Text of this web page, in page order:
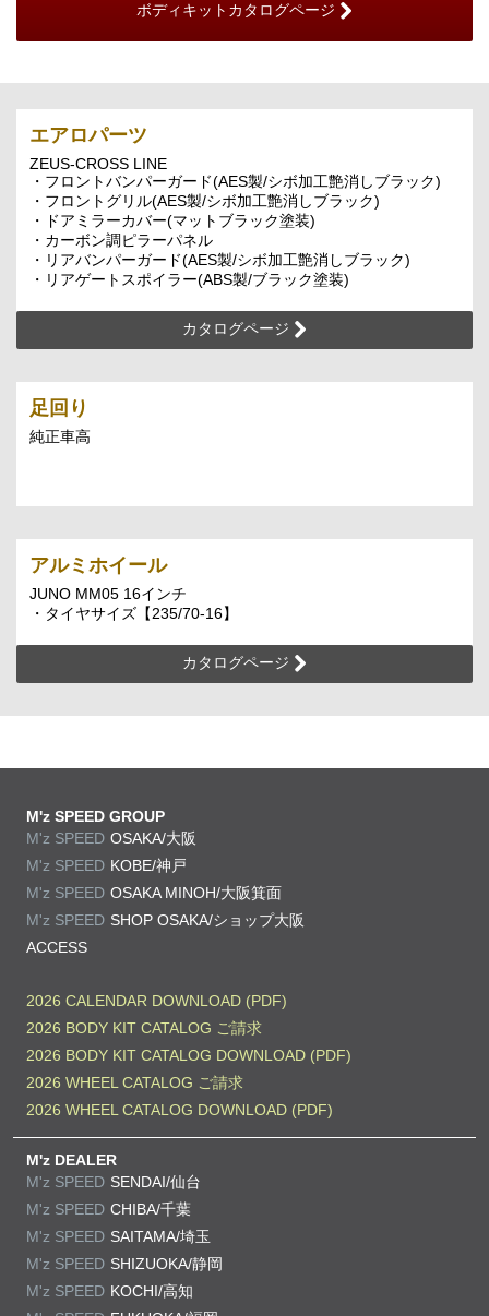
ボディキットカタログページ
エアロパーツ
ZEUS-CROSS LINE
・フロントバンパーガード(AES製/シボ加工艶消しブラック)
・フロントグリル(AES製/シボ加工艶消しブラック)
・ドアミラーカバー(マットブラック塗装)
・カーボン調ピラーパネル
・リアバンパーガード(AES製/シボ加工艶消しブラック)
・リアゲートスポイラー(ABS製/ブラック塗装)
カタログページ
足回り
純正車高
アルミホイール
JUNO MM05 16インチ
・タイヤサイズ【235/70-16】
カタログページ
M'z SPEED GROUP
M'z SPEED OSAKA/大阪
M'z SPEED KOBE/神戸
M'z SPEED OSAKA MINOH/大阪箕面
M'z SPEED SHOP OSAKA/ショップ大阪
ACCESS
2026 CALENDAR DOWNLOAD (PDF)
2026 BODY KIT CATALOG ご請求
2026 BODY KIT CATALOG DOWNLOAD (PDF)
2026 WHEEL CATALOG ご請求
2026 WHEEL CATALOG DOWNLOAD (PDF)
M'z DEALER
M'z SPEED SENDAI/仙台
M'z SPEED CHIBA/千葉
M'z SPEED SAITAMA/埼玉
M'z SPEED SHIZUOKA/静岡
M'z SPEED KOCHI/高知